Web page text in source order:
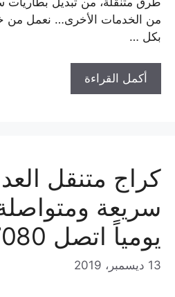
من الخدمات الأخرى… نعمل من
بكل …
أكمل القراءة
كراج متنقل
يومياً اتصل 65807080
13 ديسمبر، 2019